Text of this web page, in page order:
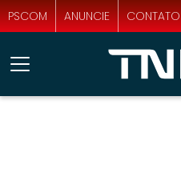
PSCOM ANUNCIE CONTATO